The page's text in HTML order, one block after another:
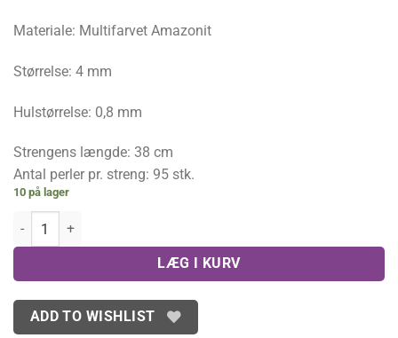
Materiale: Multifarvet Amazonit
Størrelse: 4 mm
Hulstørrelse: 0,8 mm
Strengens længde: 38 cm
Antal perler pr. streng: 95 stk.
10 på lager
Mat multifarvet Amazonit 4 mm antal
LÆG I KURV
ADD TO WISHLIST